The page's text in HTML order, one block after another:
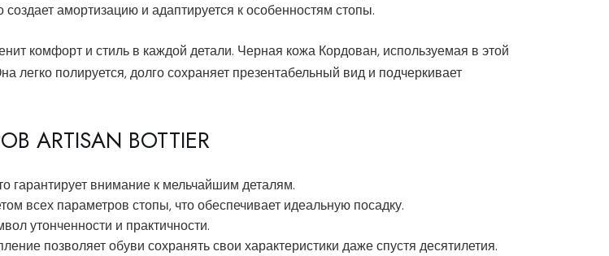
амортизацию и адаптируется к особенностям стопы.
комфорт и стиль в каждой детали. Черная кожа Кордован, используемая в этой
легко полируется, долго сохраняет презентабельный вид и подчеркивает
BOTTIER
гарантирует внимание к мельчайшим деталям.
всех параметров стопы, что обеспечивает идеальную посадку.
утонченности и практичности.
позволяет обуви сохранять свои характеристики даже спустя десятилетия.